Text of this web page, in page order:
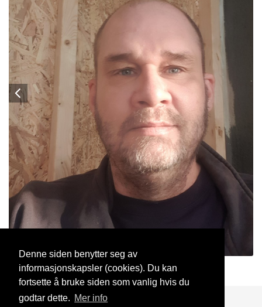
Denne siden benytter seg av
informasjonskapsler (cookies). Du kan
fortsette å bruke siden som vanlig hvis du
godtar dette. Mer info
Tore51 17 Mar, 2021
Blogg Support Kontakt oss